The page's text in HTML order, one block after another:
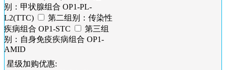
别：甲状腺组合 OP1-PL-
L2(TTC)
第二组别：传染性
疾病组合 OP1-STC
第三组
别：自身免疫疾病组合 OP1-
AMID
星级加购优惠: